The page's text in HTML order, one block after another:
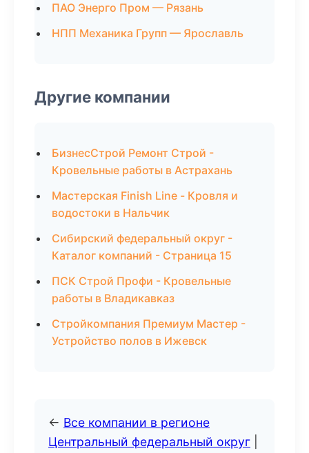
ПАО Энерго Пром — Рязань
НПП Механика Групп — Ярославль
Другие компании
БизнесСтрой Ремонт Строй -
Кровельные работы в Астрахань
Мастерская Finish Line - Кровля и
водостоки в Нальчик
Сибирский федеральный округ -
Каталог компаний - Страница 15
ПСК Строй Профи - Кровельные
работы в Владикавказ
Стройкомпания Премиум Мастер -
Устройство полов в Ижевск
← Все компании в регионе
Центральный федеральный округ